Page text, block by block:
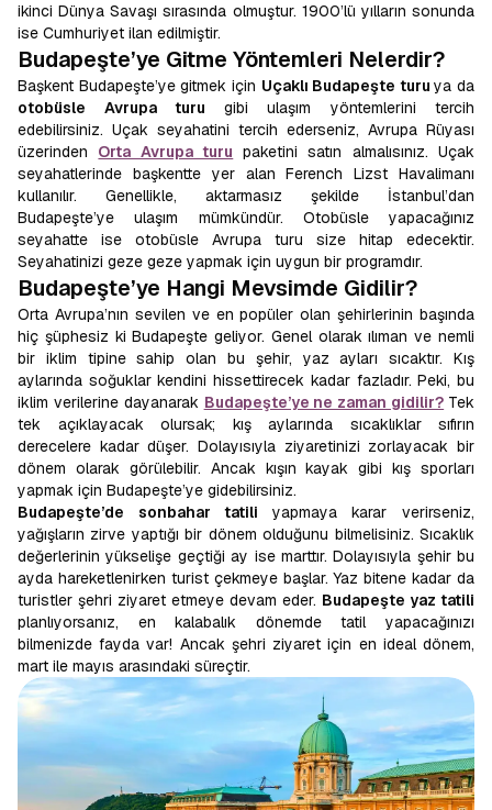
ikinci Dünya Savaşı sırasında olmuştur. 1900’lü yılların sonunda
ise Cumhuriyet ilan edilmiştir.
Budapeşte’ye Gitme Yöntemleri Nelerdir?
Başkent Budapeşte’ye gitmek için Uçaklı Budapeşte turuya da
otobüsle Avrupa turu gibi ulaşım yöntemlerini tercih
edebilirsiniz. Uçak seyahatini tercih ederseniz, Avrupa Rüyası
üzerinden Orta Avrupa turu paketini satın almalısınız. Uçak
seyahatlerinde başkentte yer alan Ferench Lizst Havalimanı
kullanılır. Genellikle, aktarmasız şekilde İstanbul’dan
Budapeşte’ye ulaşım mümkündür. Otobüsle yapacağınız
seyahatte ise otobüsle Avrupa turu size hitap edecektir.
Seyahatinizi geze geze yapmak için uygun bir programdır.
Budapeşte’ye Hangi Mevsimde Gidilir?
Orta Avrupa’nın sevilen ve en popüler olan şehirlerinin başında
hiç şüphesiz ki Budapeşte geliyor. Genel olarak ılıman ve nemli
bir iklim tipine sahip olan bu şehir, yaz ayları sıcaktır. Kış
aylarında soğuklar kendini hissettirecek kadar fazladır. Peki, bu
iklim verilerine dayanarak Budapeşte’ye ne zaman gidilir? Tek
tek açıklayacak olursak; kış aylarında sıcaklıklar sıfırın
derecelere kadar düşer. Dolayısıyla ziyaretinizi zorlayacak bir
dönem olarak görülebilir. Ancak kışın kayak gibi kış sporları
yapmak için Budapeşte’ye gidebilirsiniz.
Budapeşte’de sonbahar tatili yapmaya karar verirseniz,
yağışların zirve yaptığı bir dönem olduğunu bilmelisiniz. Sıcaklık
değerlerinin yükselişe geçtiği ay ise marttır. Dolayısıyla şehir bu
ayda hareketlenirken turist çekmeye başlar. Yaz bitene kadar da
turistler şehri ziyaret etmeye devam eder. Budapeşte yaz tatili
planlıyorsanız, en kalabalık dönemde tatil yapacağınızı
bilmenizde fayda var! Ancak şehri ziyaret için en ideal dönem,
mart ile mayıs arasındaki süreçtir.